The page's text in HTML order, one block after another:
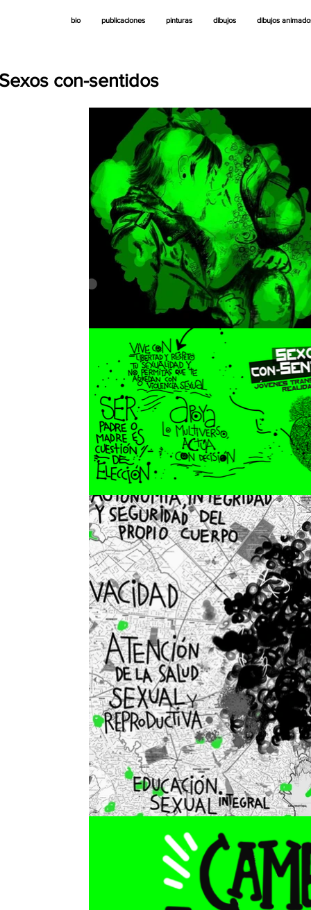
bio publicaciones pinturas dibujos dibujos
con-sentidos